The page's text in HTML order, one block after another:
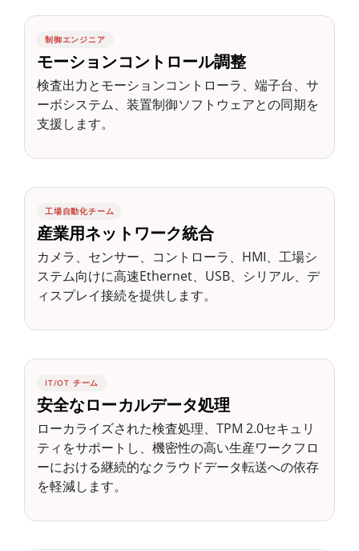
制御エンジニア
モーションコントロール調整
検査出力とモーションコントローラ、端子台、サ
ーボシステム、装置制御ソフトウェアとの同期を
支援します。
工場自動化チーム
産業用ネットワーク統合
カメラ、センサー、コントローラ、HMI、工場シ
ステム向けに高速Ethernet、USB、シリアル、デ
ィスプレイ接続を提供します。
IT/OT チーム
安全なローカルデータ処理
ローカライズされた検査処理、TPM 2.0セキュリ
ティをサポートし、機密性の高い生産ワークフロ
ーにおける継続的なクラウドデータ転送への依存
を軽減します。